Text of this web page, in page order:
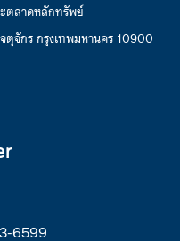
ตลาดหลักทรัพย์
จักร กรุงเทพมหานคร 10900
6599